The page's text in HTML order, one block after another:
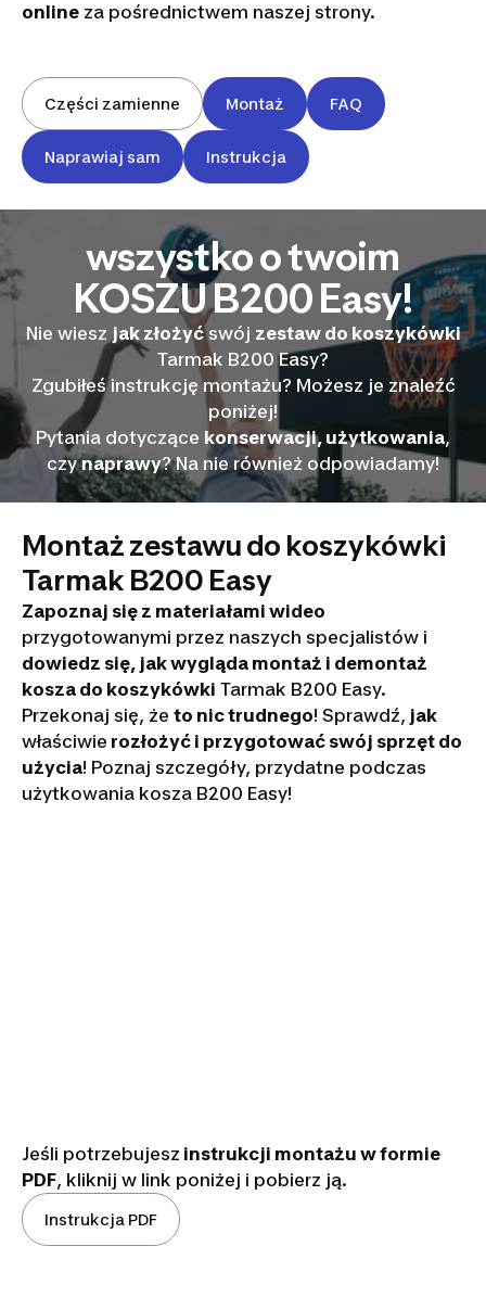
online za pośrednictwem naszej strony.
Części zamienne Montaż FAQ
Naprawiaj sam Instrukcja
wszystko o twoim
KOSZU B200 Easy!
Nie wiesz jak złożyćswój zestaw do koszykówki
Tarmak B200 Easy?
Zgubiłeś instrukcję montażu? Możesz je znaleźć
poniżej!
Pytania dotyczące konserwacji, użytkowania,
czynaprawy? Na nie również odpowiadamy!
Montaż zestawu do koszykówki
Tarmak B200 Easy
Zapoznaj się z materiałami wideo
przygotowanymi przez naszych specjalistów i
dowiedz się, jak wygląda montaż i demontaż
kosza do koszykówki Tarmak B200 Easy.
Przekonaj się, że to nic trudnego! Sprawdź, jak
właściwie rozłożyć i przygotować swój sprzęt do
użycia! Poznaj szczegóły, przydatne podczas
użytkowania kosza B200 Easy!
Jeśli potrzebujesz instrukcji montażu w formie
PDF, kliknij w link poniżej i pobierz ją.
Instrukcja PDF